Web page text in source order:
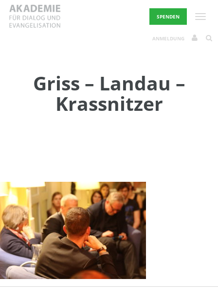
Skip
content
SPENDEN
ANMELDUNG
Griss – Landau –
Krassnitzer